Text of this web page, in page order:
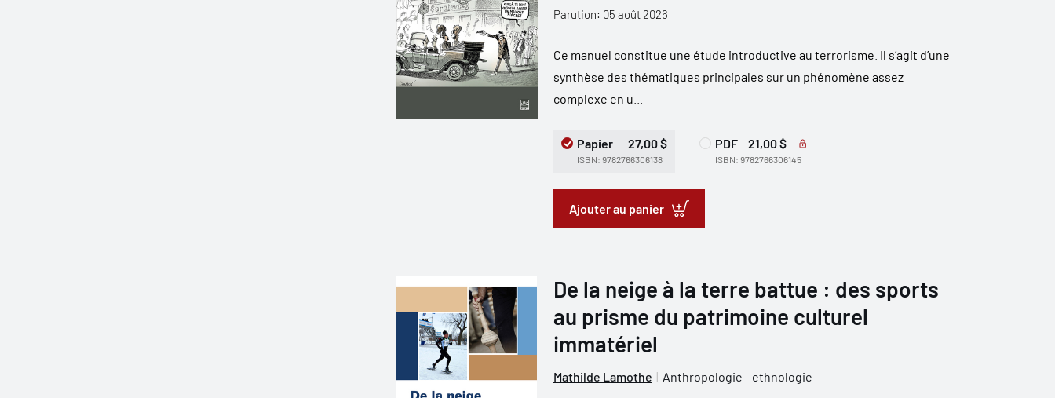
Parution: 05 août 2026
Ce manuel constitue une étude introductive au terrorisme. Il s’agit d’une
synthèse des thématiques principales sur un phénomène assez
complexe en u...
Papier 27,00 $
ISBN: 9782766306138
PDF 21,00 $
ISBN: 9782766306145
Ajouter au panier
De la neige à la terre battue : des sports
au prisme du patrimoine culturel
immatériel
Mathilde Lamothe Anthropologie - ethnologie